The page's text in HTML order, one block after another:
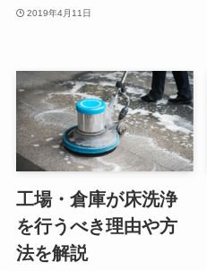
2019年4月11日
工場・倉庫が床洗浄
を行うべき理由や方
法を解説